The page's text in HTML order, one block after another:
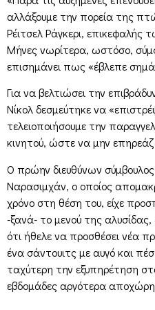
αλλάξουμε την πορεία της
Ρέιτσελ Ράγκερι, επικεφαλής
Μήνες νωρίτερα, ωστόσο,
επισημάνει πως «έβλεπε
Για να βελτιώσει την
Νίκολ δεσμεύτηκε να
τελειοποιήσουμε την
κινητού, ώστε να μην
Ο πρώην διευθύνων
Ναρασιμχάν, ο οποίος
χρόνο στη θέση του, είχε
-ξανά- το μενού της
ότι ήθελε να προσθέσει νέα
ένα σάντουιτς με αυγό και
ταχύτερη την εξυπηρέτηση
εβδομάδες αργότερα